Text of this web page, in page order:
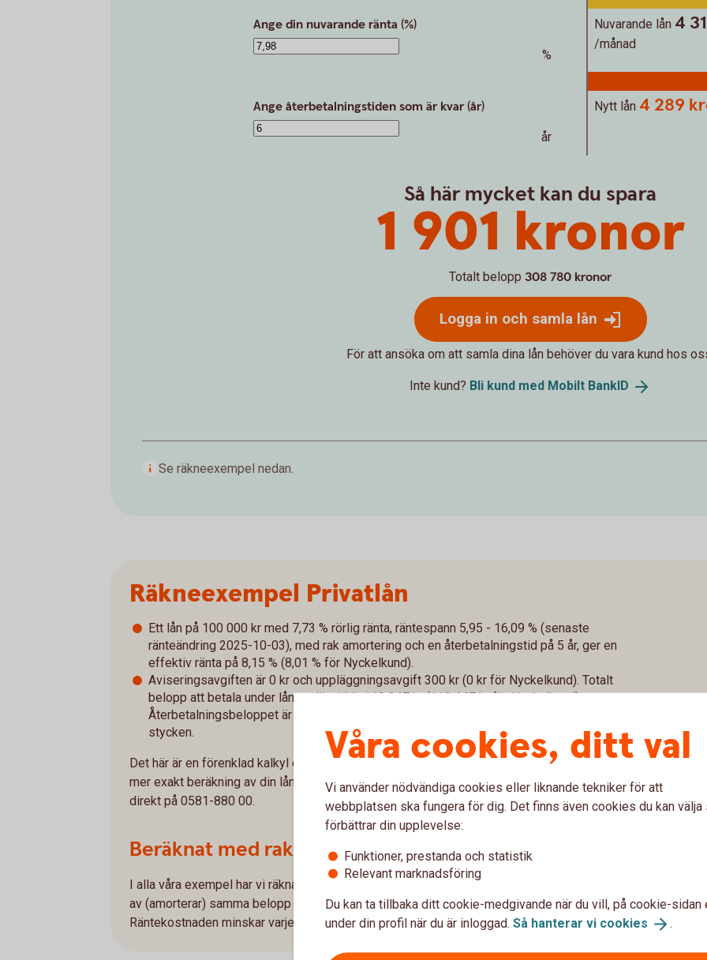
Ange din nuvarande ränta (%)
%
Ange återbetalningstiden som är kvar (år)
år
Nuvarande lån 4
/månad
Nytt lån 4 289
Så här mycket kan du spara
1 901 kronor
Totalt belopp 308 780 kronor
Logga in och samla lån
För att ansöka om att samla dina lån behöver du vara kund hos
Inte kund? Bli kund med Mobilt BankID
Se räkneexempel nedan.
Räkneexempel Privatlån
Ett lån på 100 000 kr med 7,73 % rörlig ränta, räntespann 5,95 - 16,09 % (senaste
ränteändring 2025-10-03), med rak amortering och en återbetalningstid på 5 år, ger en
effektiv ränta på 8,15 % (8,01 % för Nyckelkund).
Aviseringsavgiften är 0 kr och uppläggningsavgift 300 kr (0 kr för Nyckelkund). Totalt
belopp att betala under lånets löptid är 119 947 kr (119 647 kr för Nyckelkund).
Återbetalningsbeloppet är i snitt 1 999 kronor per månad och antalet betalningar är 60
stycken.
Det här är en förenklad kalkyl och avvikelser kan förekomma i det enskilda fallet. För en
mer exakt beräkning av din lånekostnad och ytterligare information om Privatlån, ring oss
direkt på 0581-880 00.
Beräknat med rak amortering
I alla våra exempel har vi räknat med rak amortering. Det innebär att du, på ditt lån, betalar
av (amorterar) samma belopp varje månad. Du betalar även ränta på lånet.
Räntekostnaden minskar varje månad om räntan är oförändrad.
Våra cookies, ditt val
Vi använder nödvändiga cookies eller liknande tekniker för att
webbplatsen ska fungera för dig. Det finns även cookies du kan välja
förbättrar din upplevelse:
Funktioner, prestanda och statistik
Relevant marknadsföring
Du kan ta tillbaka ditt cookie-medgivande när du vill, på cookie-sidan
under din profil när du är inloggad. Så hanterar vi cookies .